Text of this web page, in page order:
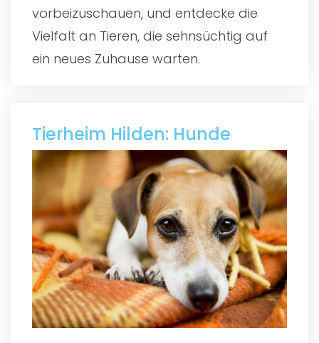
vorbeizuschauen, und entdecke die
Vielfalt an Tieren, die sehnsüchtig auf
ein neues Zuhause warten.
Tierheim Hilden: Hunde